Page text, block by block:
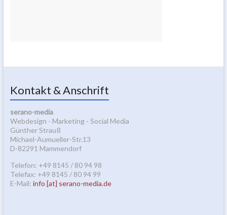
Kontakt & Anschrift
serano-media
Webdesign - Marketing - Social Media
Günther Strauß
Michael-Aumueller-Str.13
D-82291 Mammendorf
Telefon: +49 8145 / 80 94 98
Telefax: +49 8145 / 80 94 99
E-Mail: info [at] serano-media.de